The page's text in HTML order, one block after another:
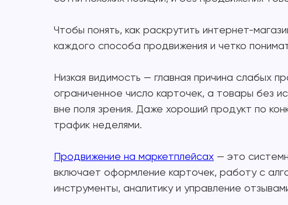
Чтобы понять, как раскрутить интернет-
каждого способа продвижения и четко
Низкая видимость — главная причина слабых
ограниченное число карточек, а товары без
вне поля зрения. Даже хороший продукт по
трафик неделями.
Продвижение на маркетплейсах — это
включает оформление карточек, работу с
инструменты, аналитику и управление